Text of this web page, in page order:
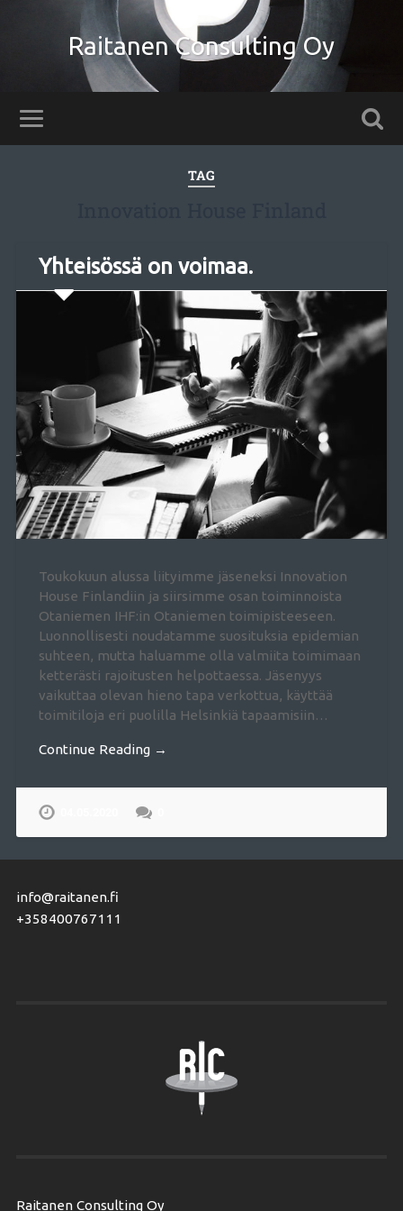
Raitanen Consulting Oy
TAG
Yhteisössä on voimaa.
Toukokuun alussa liityimme jäseneksi Innovation
House Finlandiin ja siirsimme osan toiminnoista
Otaniemen IHF:in Otaniemen toimipisteeseen.
Luonnollisesti noudatamme suosituksia epidemian
suhteen, mutta haluamme olla valmiita toimimaan
ketterästi rajoitusten helpottaessa. Jäsenyys
vaikuttaa olevan hieno tapa verkottua, käyttää
toimitiloja eri puolilla Helsinkiä tapaamisiin…
Continue Reading →
info@raitanen.fi
+358400767111
Raitanen Consulting Oy